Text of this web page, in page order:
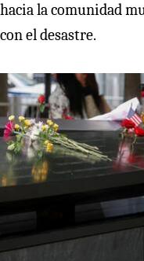
hacia la comunidad
con el desastre.